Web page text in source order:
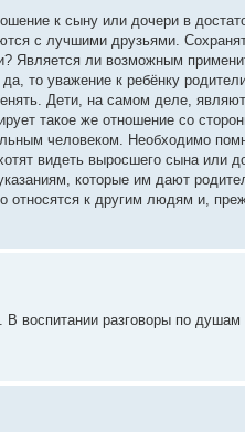
к сыну или дочери в
с лучшими друзьями.
ли возможным
то уважение к ребёнку
Дети, на самом деле,
такое же отношение со
человеком. Необходимо
видеть выросшего сына или
которые им дают
к другим людям и,
воспитании разговоры по